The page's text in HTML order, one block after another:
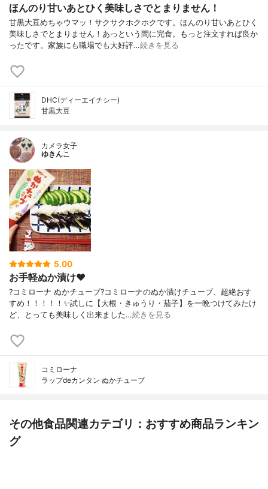
ほんのり甘いあとひく美味しさでとまりません！
甘黒大豆めちゃウマッ！サクサクホクホクです。ほんのり甘いあとひく
美味しさでとまりません！あっという間に完食。もっと注文すれば良か
ったです。家族にも職場でも大好評…続きを見る
DHC(ディーエイチシー)
甘黒大豆
カメラ女子
ゆきんこ
5.00
お手軽ぬか漬け❤️
?コミローナ ぬかチューブ?コミローナのぬか漬けチューブ、超絶おす
すめ！！！！！✨試しに【大根・きゅうり・茄子】を一晩つけてみたけ
ど、とっても美味しく出来ました…続きを見る
コミローナ
ラップdeカンタン ぬかチューブ
その他食品関連カテゴリ：おすすめ商品ランキン
グ